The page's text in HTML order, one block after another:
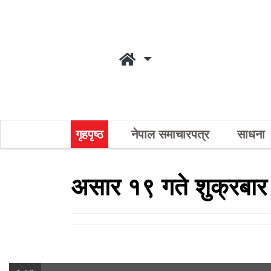
गृहपृष्ठ नेपाल समाचारपत्र साधना
असार १९ गते